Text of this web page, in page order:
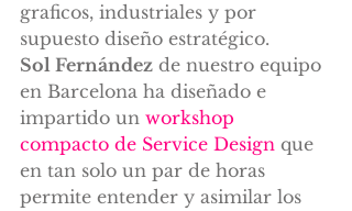
graficos, industriales y por
supuesto diseño estratégico.
Sol Fernández de nuestro equipo
en Barcelona ha diseñado e
impartido un workshop
compacto de Service Design que
en tan solo un par de horas
permite entender y asimilar los